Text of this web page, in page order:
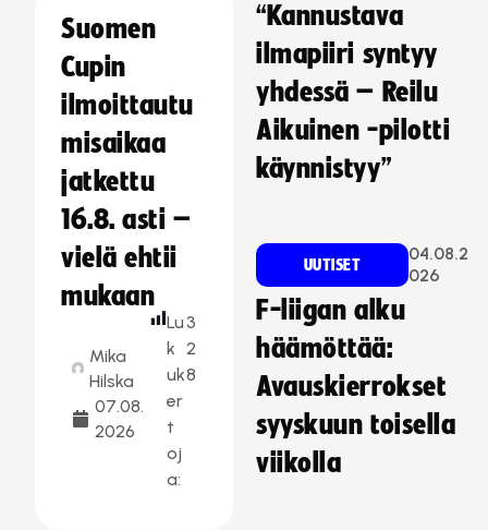
Suomen
Cupin
ilmoittautu
misaikaa
jatkettu
16.8. asti –
vielä ehtii
mukaan
Mika
Hilska
07.08.
2026
Lu
k
uk
er
t
oj
a:
3
2
8
“Kannustava
ilmapiiri syntyy
yhdessä – Reilu
Aikuinen -pilotti
käynnistyy”
UUTISET
04.08.2
026
F-liigan alku
häämöttää:
Avauskierrokset
syyskuun toisella
viikolla